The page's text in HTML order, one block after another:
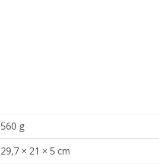
560 g
29,7 × 21 × 5 cm